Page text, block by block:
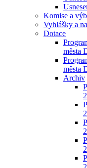
Komise a
Vyhlášky a
Dotace
města
města
Archiv